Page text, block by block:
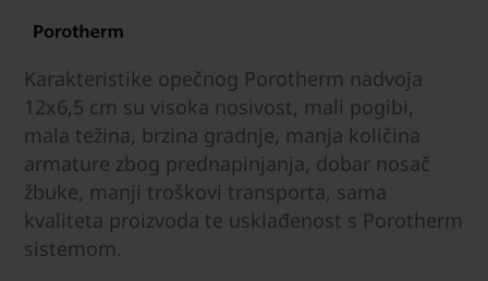
Karakteristike opečnog Porotherm nadvoja
12x6,5 cm su visoka nosivost, mali pogibi,
mala težina, brzina gradnje, manja količina
armature zbog prednapinjanja, dobar nosač
žbuke, manji troškovi transporta, sama
kvaliteta proizvoda te usklađenost s Porotherm
sistemom.